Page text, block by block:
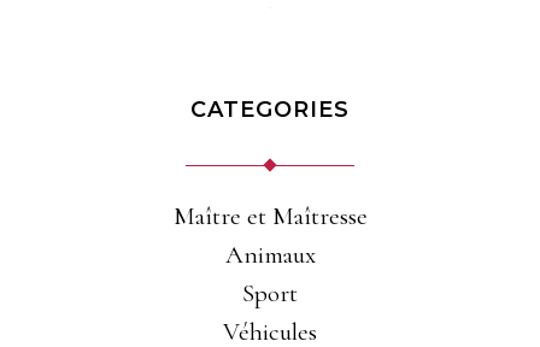
CATEGORIES
Maître et Maîtresse
Animaux
Sport
Véhicules